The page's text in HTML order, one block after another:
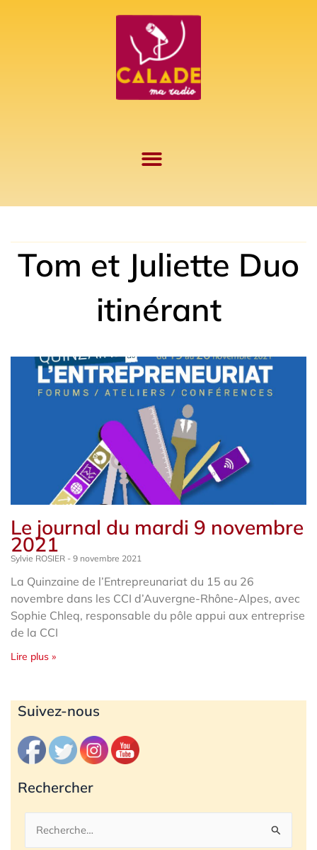
Tom et Juliette Duo
itinérant
Le journal du mardi 9 novembre
2021
Sylvie ROSIER 9 novembre 2021
La Quinzaine de l’Entrepreunariat du 15 au 26
novembre dans les CCI d’Auvergne-Rhône-Alpes, avec
Sophie Chleq, responsable du pôle appui aux entreprise
de la CCI
Lire plus »
Suivez-nous
Rechercher
Rechercher :
Archives